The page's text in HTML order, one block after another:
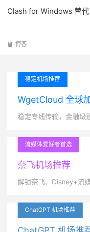
Clash for Windows 替
 博客
稳定机场推荐
WgetCloud 全球
稳定专线传输，金融级
流媒体爱好者首选
奈飞机场推荐
解锁奈飞、Disney+流
ChatGPT 机场推荐